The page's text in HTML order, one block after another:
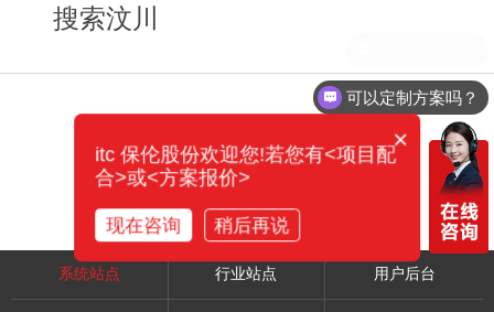
搜索汶川
系统站点 行业站点 用户后台
可以定制方案吗？
×
itc 保伦股份欢迎您!若您有<项目配
合>或<方案报价>
现在咨询 稍后再说